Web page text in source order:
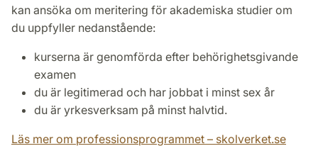
kan ansöka om meritering för akademiska studier om
du uppfyller nedanstående:
kurserna är genomförda efter behörighetsgivande
examen
du är legitimerad och har jobbat i minst sex år
du är yrkesverksam på minst halvtid.
Läs mer om professionsprogrammet – skolverket.se